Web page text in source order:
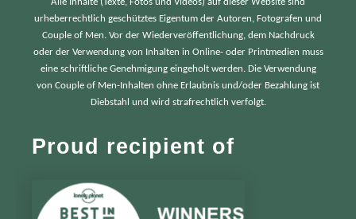
Alle Inhalte (Texte, Fotos und Videos) auf dieser Website sind
urheberrechtlich geschütztes Eigentum der Autoren, Fotografen und
Couple of Men. Vor der Wiederveröffentlichung, dem Nachdruck
oder der Verwendung von Inhalten in Online- oder Printmedien muss
eine schriftliche Genehmigung eingeholt werden. Die Verwendung
von Couple of Men-Inhalten ohne Erlaubnis und/oder Bezahlung ist
Diebstahl und wird strafrechtlich verfolgt.
Proud recipient of